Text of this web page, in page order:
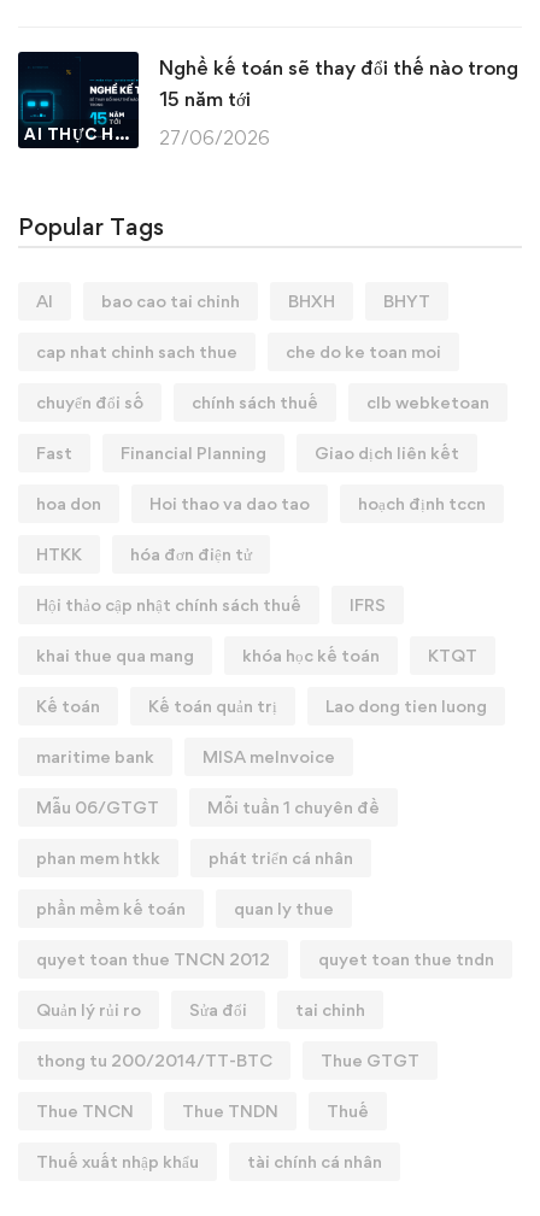
AI THỰC HÀNH
Nghề kế toán sẽ thay đổi thế nào trong
15 năm tới
27/06/2026
Popular Tags
AI bao cao tai chinh BHXH BHYT
cap nhat chinh sach thue che do ke toan moi
chuyển đổi số chính sách thuế clb webketoan
Fast Financial Planning Giao dịch liên kết
hoa don Hoi thao va dao tao hoạch định tccn
HTKK hóa đơn điện tử
Hội thảo cập nhật chính sách thuế IFRS
khai thue qua mang khóa học kế toán KTQT
Kế toán Kế toán quản trị Lao dong tien luong
maritime bank MISA meInvoice
Mẫu 06/GTGT Mỗi tuần 1 chuyên đề
phan mem htkk phát triển cá nhân
phần mềm kế toán quan ly thue
quyet toan thue TNCN 2012 quyet toan thue tndn
Quản lý rủi ro Sửa đổi tai chinh
thong tu 200/2014/TT-BTC Thue GTGT
Thue TNCN Thue TNDN Thuế
Thuế xuất nhập khẩu tài chính cá nhân